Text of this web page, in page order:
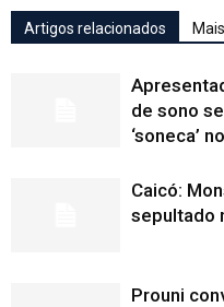
Artigos relacionados
de sono
‘soneca’
Caicó:
sepultado
Prouni